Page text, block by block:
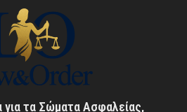
για τα Σώματα Ασφαλείας,